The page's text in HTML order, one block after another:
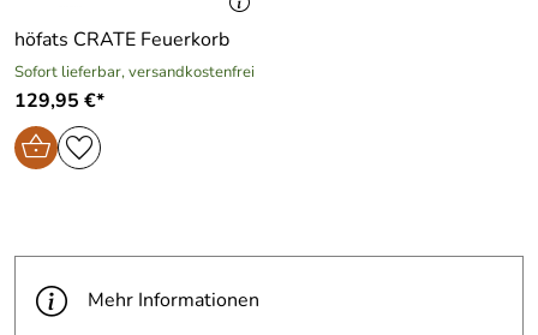
höfats CRATE Feuerkorb
Sofort lieferbar, versandkostenfrei
129,95 €*
Mehr Informationen